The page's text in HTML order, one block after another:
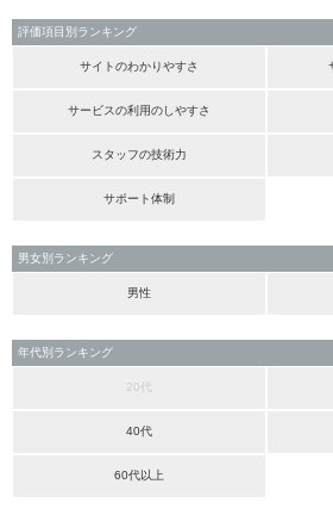
評価項目別ランキング
サイトのわかりやすさ
サービスの利用のしやすさ
スタッフの技術力
サポート体制
男女別ランキング
男性
年代別ランキング
20代
40代
60代以上